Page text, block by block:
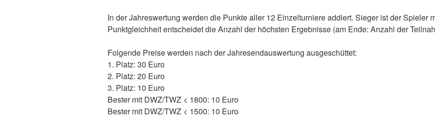
In der Jahreswertung werden die Punkte aller 12 Einzelturniere addiert. Sieger ist der Spieler
Punktgleichheit entscheidet die Anzahl der höchsten Ergebnisse (am Ende: Anzahl der
Folgende Preise werden nach der Jahresendauswertung ausgeschüttet:
1. Platz: 30 Euro
2. Platz: 20 Euro
3. Platz: 10 Euro
Bester mit DWZ/TWZ < 1800: 10 Euro
Bester mit DWZ/TWZ < 1500: 10 Euro